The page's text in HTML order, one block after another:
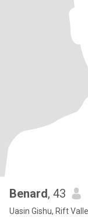
Benard, 43
Uasin Gishu, Rift